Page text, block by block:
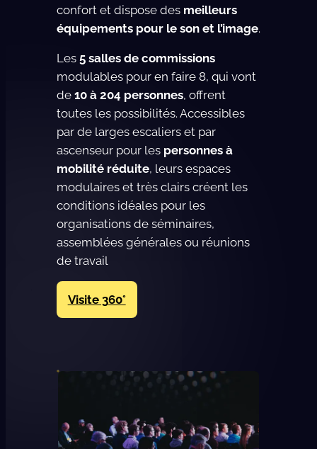
confort et dispose des meilleurs
équipements pour le son et l’image.
Les 5 salles de commissions
modulables pour en faire 8, qui vont
de 10 à 204 personnes, offrent
toutes les possibilités. Accessibles
par de larges escaliers et par
ascenseur pour les personnes à
mobilité réduite, leurs espaces
modulaires et très clairs créent les
conditions idéales pour les
organisations de séminaires,
assemblées générales ou réunions
de travail
Visite 360°